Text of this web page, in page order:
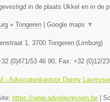
in de plaats Ukkel en in de
» Tongeren| Google maps ▼
1, 3700 Tongeren(Limburg)
(0)471/53 46 90, Fax: +32 (0)12/
› Advocatenkantoor Danny
https://www.advolavreysen.be|